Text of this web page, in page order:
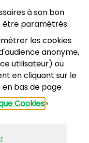
à son bon
être paramétrés.
les cookies
anonyme,
utilisateur) ou
en cliquant sur le
en bas de page.
Cookies»
92220 Bagneux
00
: 8h30-12h et
État civil (hors